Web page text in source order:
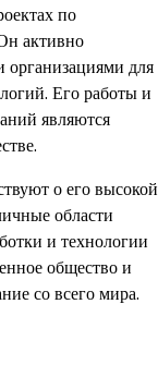
по
активно
организациями для
Его работы и
являются
о его высокой
области
и технологии
общество и
со всего мира.